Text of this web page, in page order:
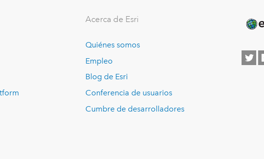
Acerca de Esri
Quiénes somos
Empleo
Blog de Esri
Conferencia de usuarios
Cumbre de desarrolladores